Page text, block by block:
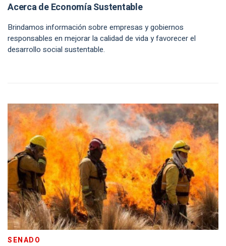
Acerca de Economía Sustentable
Brindamos información sobre empresas y gobiernos
responsables en mejorar la calidad de vida y favorecer el
desarrollo social sustentable.
SENADO